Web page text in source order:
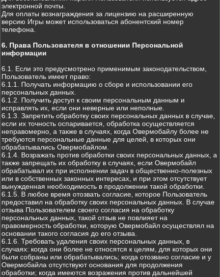
электронной почты.
Для оплаты вознаграждения за лицензию на расширенную
версию Игры может использоваться абонентский номер
телефона.
6. Права Пользователя в отношении Персональной
информации
6.1. Если это предусмотрено применимым законодательством,
Пользователь имеет право:
6.1.1. Получать информацию о сборе и использовании его
персональных данных.
6.1.2. Получить доступ к своим персональным данным и
исправлять их, если они неверные или неполные.
6.1.3. Запретить обработку своих персональных данных в случае,
если их точность оспаривается, обработка осуществляется
неправомерно, а также в случаях, когда Овермобайлу более не
требуются персональные данные для целей, в которых они
обрабатывались Овермобайлом.
6.1.4. Возражать против обработки своих персональных данных, а
также запрещать их обработку в случаях, если Овермобайл
обрабатывал их при исполнении задач в общественно-полезных
или в собственных законных интересах, и при этом отсутствует
вынужденная необходимость в продолжении такой обработки.
6.1.5. В любое время отозвать согласие, которое Пользователь
предоставил на обработку своих персональных данных. В случае
отзыва Пользователем своего согласия на обработку
персональных данных, такой отзыв не повлияет на
правомерность обработки, которую Овермобайл осуществлял на
основании такого согласия до его отзыва.
6.1.6. Требовать удаления своих персональных данных, в
случаях: когда они более не относятся к целям, для которых они
были собраны или обрабатывались; когда отозвано согласие и у
Овермобайла отсутствуют основания для продолжения
обработки; когда имеются возражения против дальнейшей